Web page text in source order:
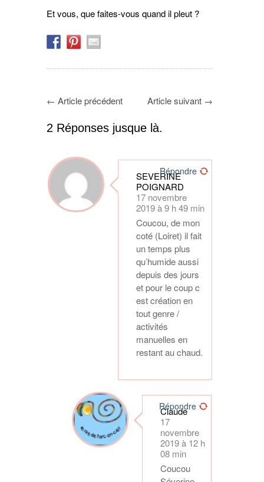
Et vous, que faites-vous quand il pleut ?
← Article précédent Article suivant →
2 Réponses jusque là.
SEVERINE
POIGNARD
17 novembre
2019 à 9 h 49 min
Coucou, de mon
coté (Loiret) il fait
un temps plus
qu’humide aussi
depuis des jours
et pour le coup c
est création en
tout genre /
activités
manuelles en
restant au chaud.
Répondre
Claude
17
novembre
2019 à 12 h
08 min
Coucou
Répondre